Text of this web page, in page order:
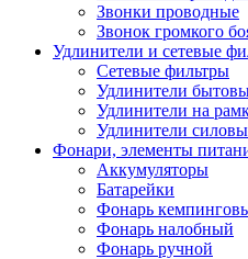
Звонки проводные
Звонок громкого
Удлинители и сетевые
Сетевые фильтры
Удлинители
Удлинители на
Удлинители
Фонари, элементы
Аккумуляторы
Батарейки
Фонарь
Фонарь налобный
Фонарь ручной